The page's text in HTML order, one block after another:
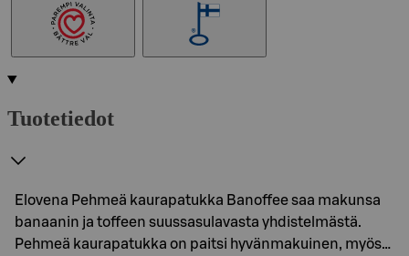
Tuotetiedot
Elovena Pehmeä kaurapatukka Banoffee saa makunsa
banaanin ja toffeen suussasulavasta yhdistelmästä.
Pehmeä kaurapatukka on paitsi hyvänmakuinen, myös…